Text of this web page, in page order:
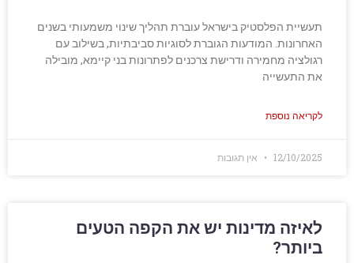
תעשיית הפלסטיק בישראל עוברת תהליך שינוי משמעותי בשנים
האחרונות. המודעות הגוברת לסוגיות סביבתיות, בשילוב עם
רגולציה מחמירה ודרישת צרכנים לפתרונות בני קיימא, מובילה
את התעשייה
לקריאה נוספת
12/10/2025 אין תגובות
לאיזה מדינות יש את הקפה הטעים
ביותר?